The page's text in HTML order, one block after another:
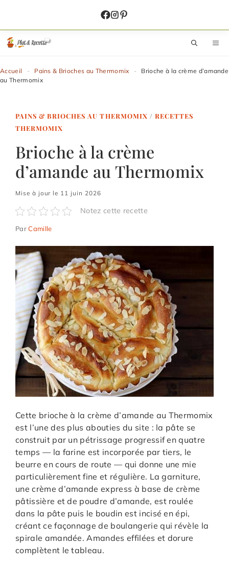
contenu
Accueil - Pains & Brioches au Thermomix -
Brioche à la crème d’amande
au Thermomix
PAINS & BRIOCHES AU THERMOMIX / RECETTES
THERMOMIX
Brioche à la crème
d’amande au Thermomix
Mise à jour le 11 juin 2026
Notez cette recette
ParCamille
Cette brioche à la crème d’amande au Thermomix
est l’une des plus abouties du site : la pâte se
construit par un pétrissage progressif en quatre
temps — la farine est incorporée par tiers, le
beurre en cours de route — qui donne une mie
particulièrement fine et régulière. La garniture,
une crème d’amande express à base de crème
pâtissière et de poudre d’amande, est roulée
dans la pâte puis le boudin est incisé en épi,
créant ce façonnage de boulangerie qui révèle la
spirale amandée. Amandes effilées et dorure
complètent le tableau.